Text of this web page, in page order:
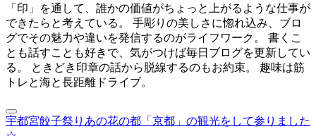
「印」を通して、誰かの価値がちょっと上がるような仕事が
できたらと考えている。 手彫りの美しさに惚れ込み、ブロ
グでその魅力や違いを発信するのがライフワーク。 書くこ
とも話すことも好きで、気がつけば毎日ブログを更新してい
る。 ときどき印章の話から脱線するのもお約束。 趣味は筋
トレと海と長距離ドライブ。
宇都宮餃子祭り あの花の都「京都」の観光をして参りました